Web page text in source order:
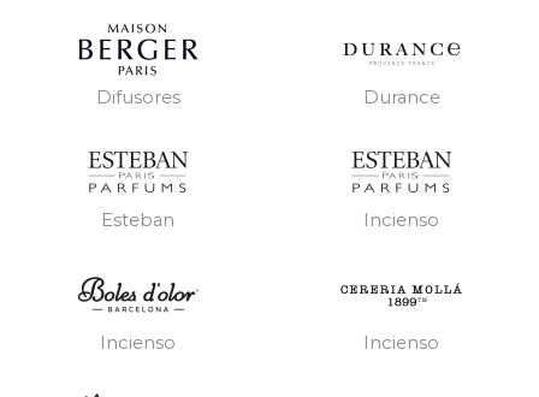
Difusores Durance
Esteban Incienso
Incienso Incienso